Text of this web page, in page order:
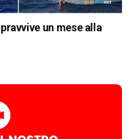
un mese alla